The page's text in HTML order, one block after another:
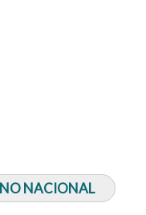
NACIONAL